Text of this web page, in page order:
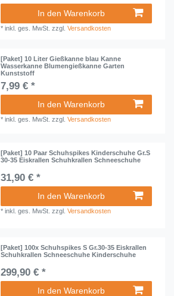
In den Warenkorb
*inkl. ges. MwSt. zzgl.Versandkosten
[Paket] 10 Liter Gießkanne blau Kanne
Wasserkanne Blumengießkanne Garten
Kunststoff
7,99 € *
In den Warenkorb
*inkl. ges. MwSt. zzgl.Versandkosten
[Paket] 10 Paar Schuhspikes Kinderschuhe Gr.S
30-35 Eiskrallen Schuhkrallen Schneeschuhe
31,90 € *
In den Warenkorb
*inkl. ges. MwSt. zzgl.Versandkosten
[Paket] 100x Schuhspikes S Gr.30-35 Eiskrallen
Schuhkrallen Schneeschuhe Kinderschuhe
299,90 € *
In den Warenkorb